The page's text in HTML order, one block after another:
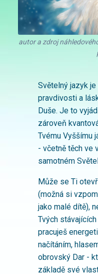
autor a zdroj
Světelný jazyk
pravdivosti a
Duše. Je to
zároveň
Tvému Vyššímu
- včetně těch ve
samotném
Může se Ti
(možná si
jako malé dítě),
Tvých
pracuješ
načítáním,
obrovský Dar -
základě své